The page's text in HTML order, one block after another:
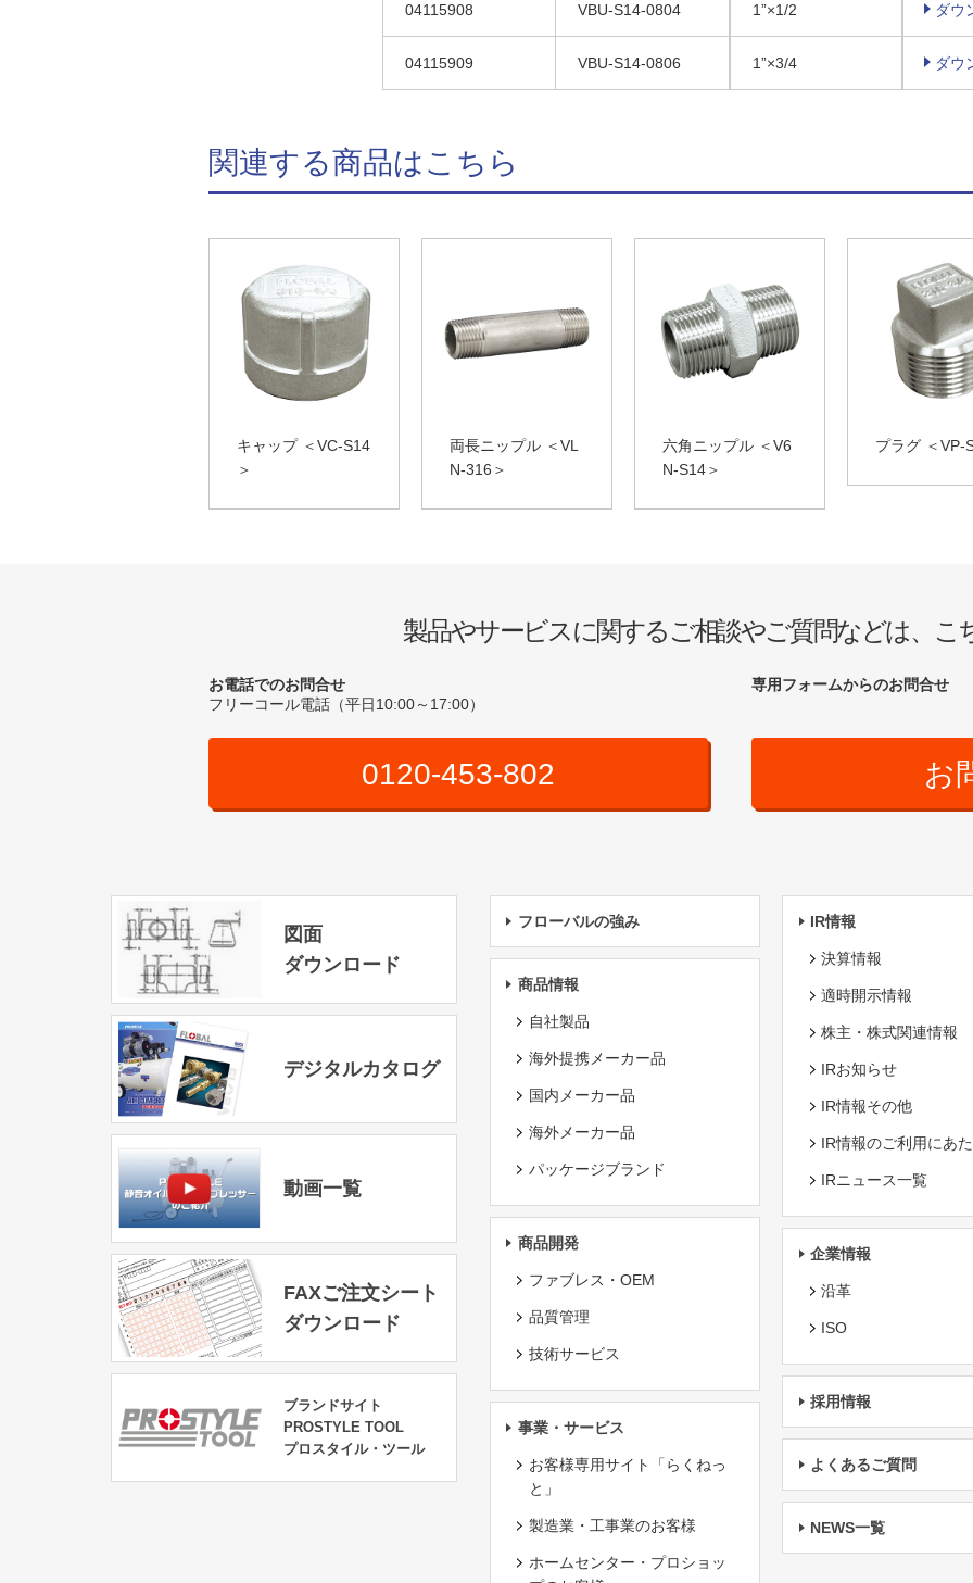
04115908 VBU-S14-0804
04115909 VBU-S14-0806
1”×1/2
1”×3/4
ダウ
ダウ
関連する商品はこちら
キャップ ＜VC-S14
＞
両長ニップル ＜VL
N-316＞
六角ニップル ＜V6
N-S14＞
プラグ ＜VP-
製品やサービスに関するご相談やご質問などは、こ
お電話でのお問合せ
フリーコール電話（平日10:00～17:00）
0120-453-802
専用フォームからのお問合せ
お
図面
ダウンロード
デジタルカタログ
動画一覧
FAXご注文シート
ダウンロード
ブランドサイト
PROSTYLE TOOL
プロスタイル・ツール
フローバルの強み
商品情報
自社製品
海外提携メーカー品
国内メーカー品
海外メーカー品
パッケージブランド
商品開発
ファブレス・OEM
品質管理
技術サービス
事業・サービス
お客様専用サイト「らくねっ
と」
製造業・工事業のお客様
ホームセンター・プロショッ
IR情報
決算情報
適時開示情報
株主・株式関連情報
IRお知らせ
IR情報その他
IR情報のご利用にあ
IRニュース一覧
企業情報
沿革
ISO
採用情報
よくあるご質問
NEWS一覧